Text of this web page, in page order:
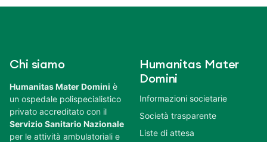
Chi siamo
Humanitas Mater Domini è
un ospedale polispecialistico
privato accreditato con il
Servizio Sanitario Nazionale
per le attività ambulatoriali e
Humanitas Mater
Domini
Informazioni societarie
Società trasparente
Liste di attesa